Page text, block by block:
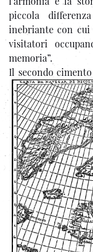
piccola
inebriante con cui
visitatori
memoria”.
Il secondo